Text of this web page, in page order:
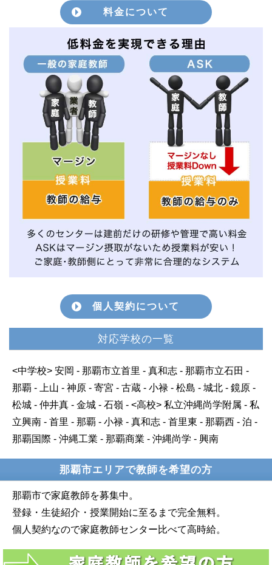
料金について
個人契約について
対応学校の一覧
<中学校> 安岡 - 那覇市立首里 - 真和志 - 那覇市立石田 -
那覇 - 上山 - 神原 - 寄宮 - 古蔵 - 小禄 - 松島 - 城北 - 鏡原 -
松城 - 仲井真 - 金城 - 石嶺 - <高校> 私立沖縄尚学附属 - 私
立興南 - 首里 - 那覇 - 小禄 - 真和志 - 首里東 - 那覇西 - 泊 -
那覇国際 - 沖縄工業 - 那覇商業 - 沖縄尚学 - 興南
那覇市エリアで教師を希望の方
那覇市で家庭教師を募集中。
登録・生徒紹介・授業開始に至るまで完全無料。
個人契約なので家庭教師センター比べて高時給。